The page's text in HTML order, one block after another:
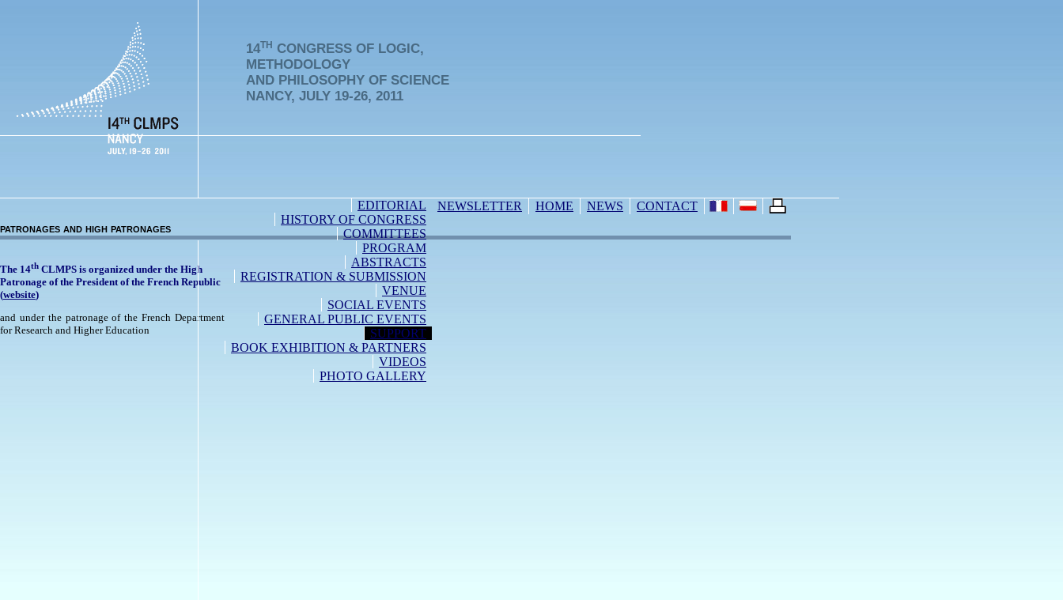
14TH CONGRESS OF LOGIC,
METHODOLOGY
AND PHILOSOPHY OF SCIENCE
NANCY, JULY 19-26, 2011
NEWSLETTER HOME NEWS CONTACT
EDITORIAL
HISTORY OF CONGRESS
COMMITTEES
PROGRAM
ABSTRACTS
REGISTRATION & SUBMISSION
VENUE
SOCIAL EVENTS
GENERAL PUBLIC EVENTS
SUPPORT
BOOK EXHIBITION & PARTNERS
VIDEOS
PHOTO GALLERY
patronages and high patronages
The 14th CLMPS is organized under the High
Patronage of the President of the French Republic
(website)
and under the patronage of the French Department
for Research and Higher Education